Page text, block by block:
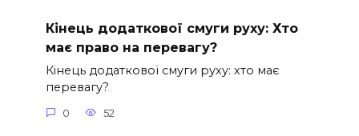
Кінець додаткової смуги руху: Хто
має право на перевагу?
Кінець додаткової смуги руху: хто має
перевагу?
0 52